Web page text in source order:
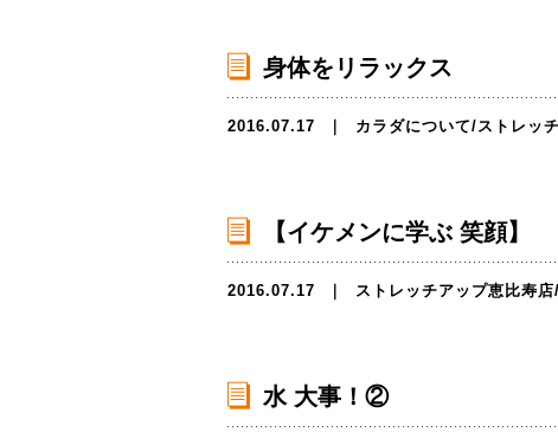
身体をリラックス
2016.07.17 カラダについて/ストレッ
【イケメンに学ぶ 笑顔】
2016.07.17 ストレッチアップ恵比寿店/
水 大事！②